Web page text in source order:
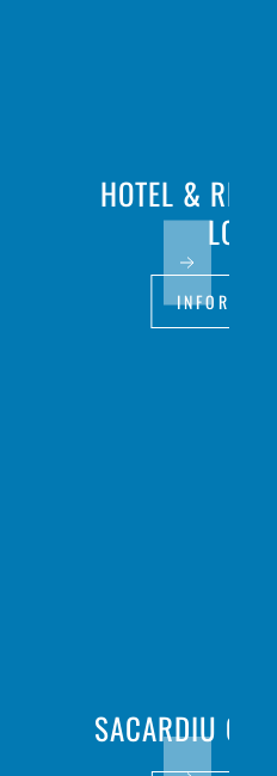
HOTEL &
LOAR
SACARDIU